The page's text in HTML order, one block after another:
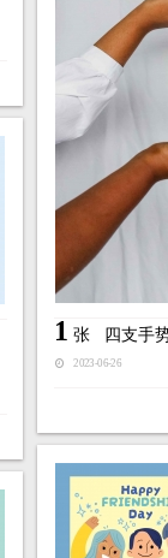
1 张 四支手
2023-06-26